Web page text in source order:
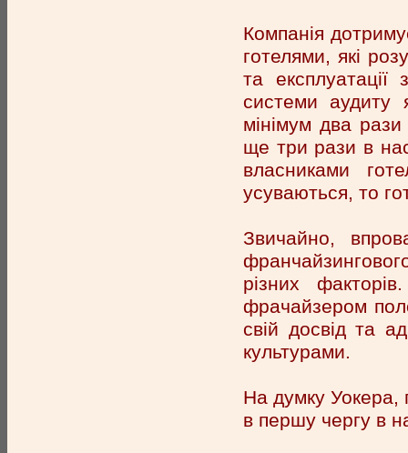
Компанія
готелями, які
та
системи аудиту
мінімум два рази
ще три рази в
власниками
усуваються, то
Звичайно,
різних
фрачайзером
свій досвід та
культурами.
На думку Уокера,
в першу чергу в